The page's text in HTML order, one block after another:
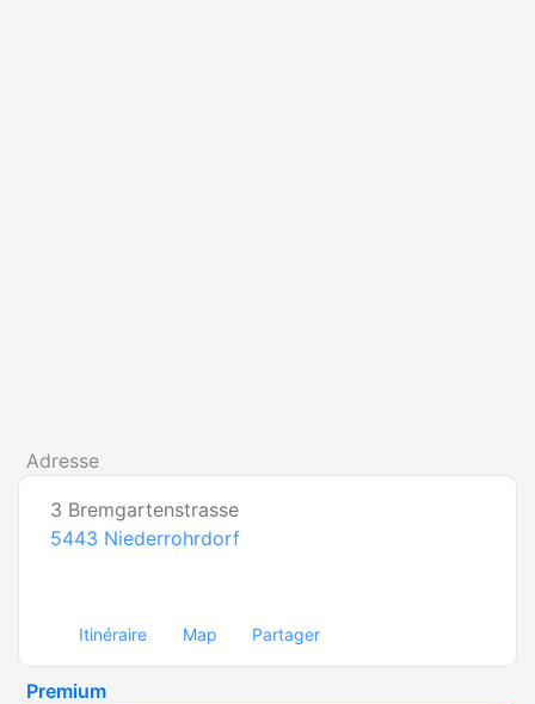
Adresse
3 Bremgartenstrasse
5443 Niederrohrdorf
Itinéraire Map Partager
Premium